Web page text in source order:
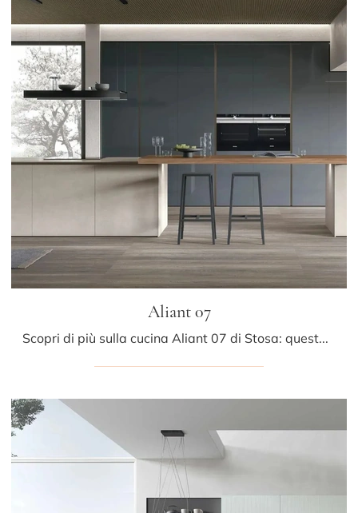
Aliant 07
Scopri di più sulla cucina Aliant 07 di Stosa: questa soluzione in vetro sarà l'acquisto ideale per te!